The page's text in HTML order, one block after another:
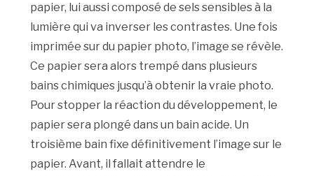
papier, lui aussi composé de sels sensibles à la
lumière qui va inverser les contrastes. Une fois
imprimée sur du papier photo, l’image se révèle.
Ce papier sera alors trempé dans plusieurs
bains chimiques jusqu’à obtenir la vraie photo.
Pour stopper la réaction du développement, le
papier sera plongé dans un bain acide. Un
troisième bain fixe définitivement l’image sur le
papier. Avant, il fallait attendre le